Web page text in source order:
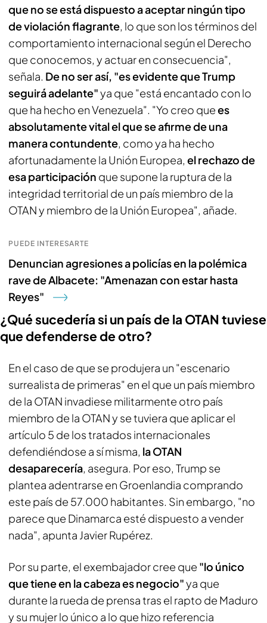
que no se está dispuesto a aceptar ningún tipo
de violación flagrante, lo que son los términos del
comportamiento internacional según el Derecho
que conocemos, y actuar en consecuencia",
señala. De no ser así, "es evidente que Trump
seguirá adelante"ya que "está encantado con lo
que ha hecho en Venezuela". "Yo creo quees
absolutamente vital el que se afirme de una
manera contundente, como ya ha hecho
afortunadamente la Unión Europea, el rechazo de
esa participación que supone la ruptura de la
integridad territorial de un país miembro de la
OTAN y miembro de la Unión Europea", añade.
PUEDE INTERESARTE
Denuncian agresiones a policías en la polémica
rave de Albacete: "Amenazan con estar hasta
Reyes"
¿Qué sucedería si un país de la OTAN tuviese
que defenderse de otro?
En el caso de que se produjera un "escenario
surrealista de primeras" en el que un país miembro
de la OTAN invadiese militarmente otro país
miembro de la OTAN y se tuviera que aplicar el
artículo 5 de los tratados internacionales
defendiéndose a sí misma, la OTAN
desaparecería, asegura. Por eso, Trump se
plantea adentrarse en Groenlandia comprando
este país de 57.000 habitantes. Sin embargo, "no
parece que Dinamarca esté dispuesto a vender
nada", apunta Javier Rupérez.
Por su parte, el exembajador cree que "lo único
que tiene en la cabeza es negocio"ya que
durante la rueda de prensa tras el rapto de Maduro
y su mujer lo único a lo que hizo referencia